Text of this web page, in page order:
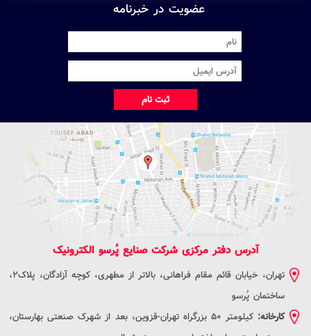
عضویت در خبرنامه
ثبت نام
آدرس دفتر مرکزی شرکت صنایع پُرسو الکترونیک
تهران، خیابان قائم مقام فراهانی، بالاتر از مطهری، کوچه آزادگان، پلاک2،
ساختمان پُرسو
کارخانه:
کیلومتر 50 بزرگراه تهران-قزوین، بعد از شهرک صنعتی بهارستان،